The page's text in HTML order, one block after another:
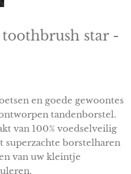
star -
en goede gewoontes
tandenborstel.
van 100% voedselveilig
superzachte borstelharen
van uw kleintje